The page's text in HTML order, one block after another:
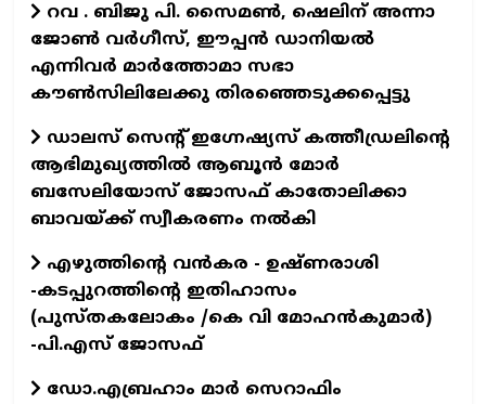
റവ . ബിജു പി. സൈമൺ, ഷെലിന് അന്നാ
ജോൺ വർഗീസ്, ഈപ്പൻ ഡാനിയൽ
എന്നിവർ മാർത്തോമാ സഭാ
കൗൺസിലിലേക്കു തിരഞ്ഞെടുക്കപ്പെട്ടു
ഡാലസ് സെന്റ് ഇഗ്നേഷ്യസ് കത്തീഡ്രലിന്റെ
ആഭിമുഖ്യത്തിൽ ആബൂൻ മോർ
ബസേലിയോസ് ജോസഫ് കാതോലിക്കാ
ബാവയ്ക്ക് സ്വീകരണം നൽകി
എഴുത്തിന്റെ വന്‍കര - ഉഷ്ണരാശി
-കടപ്പുറത്തിന്റെ ഇതിഹാസം
(പുസ്തകലോകം /കെ വി മോഹന്‍കുമാര്‍)
-പി.എസ് ജോസഫ്‌
ഡോ.എബ്രഹാം മാര്‍ സെറാഫിം